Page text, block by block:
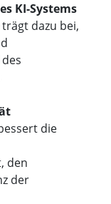
KI-Systems
dazu bei,
die
den
der